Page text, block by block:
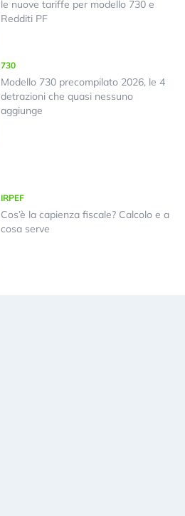
le nuove tariffe per modello 730 e
Redditi PF
730
Modello 730 precompilato 2026, le 4
detrazioni che quasi nessuno
aggiunge
IRPEF
Cos’è la capienza fiscale? Calcolo e a
cosa serve